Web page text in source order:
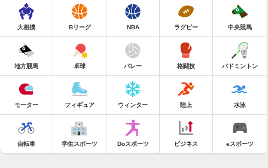
大相撲 Bリーグ NBA ラグビー 中央競馬
地方競馬 卓球 バレー 格闘技 バドミントン
モーター フィギュア ウィンター 陸上 水泳
自転車 学生スポーツ Doスポーツ ビジネス eスポーツ